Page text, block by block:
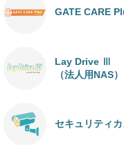
GATE CARE
Lay Drive Ⅲ
（法人用NAS）
セキュリティカ